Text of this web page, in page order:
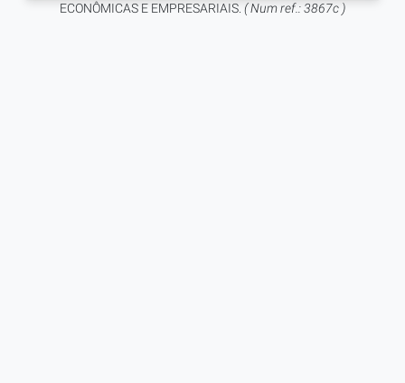
ECONÔMICAS E EMPRESARIAIS. ( Num ref.: 3867c )